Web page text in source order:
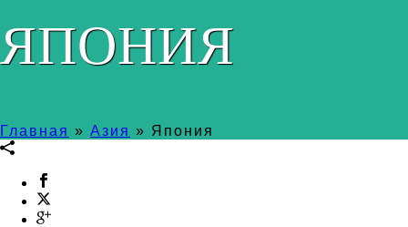
ЯПОНИЯ
Главная » Азия » Япония